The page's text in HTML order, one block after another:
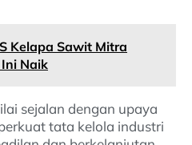
Kelapa Sawit Mitra
Naik
sejalan dengan upaya
tata kelola industri